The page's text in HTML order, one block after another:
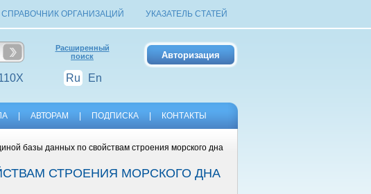
СПРАВОЧНИК ОРГАНИЗАЦИЙ УКАЗАТЕЛЬ СТАТЕЙ
Расширенный
поиск
Ru En
АВТОРАМ ПОДПИСКА КОНТАКТЫ
базы данных по свойствам строения морского дна
СТРОЕНИЯ МОРСКОГО ДНА